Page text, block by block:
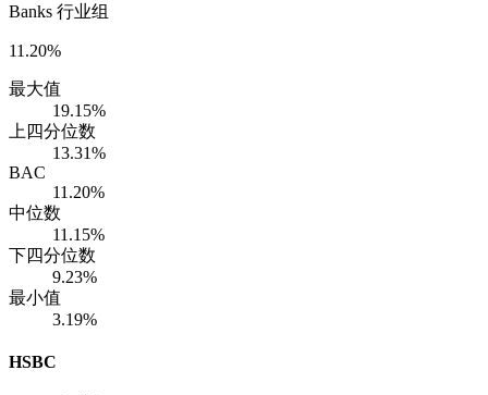
Banks 行业组
11.20%
最大值
19.15%
上四分位数
13.31%
BAC
11.20%
中位数
11.15%
下四分位数
9.23%
最小值
3.19%
HSBC